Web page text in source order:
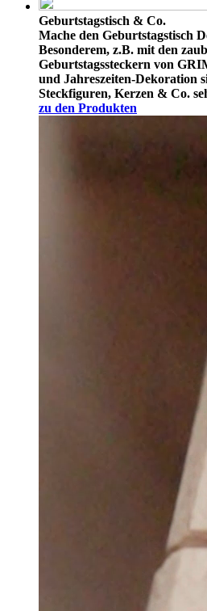
Geburtstagstisch & Co.
Mache den Geburtstagstisch
Besonderem, z.B. mit den
Geburtstagssteckern von
und Jahreszeiten-Dekoration
Steckfiguren, Kerzen & Co.
zu den Produkten